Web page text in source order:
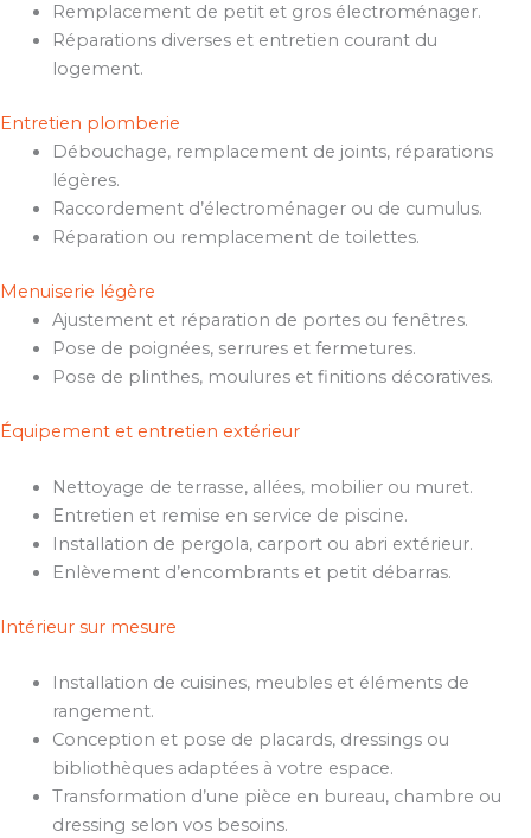
Remplacement de petit et gros électroménager.
Réparations diverses et entretien courant du
logement.
Entretien plomberie
Débouchage, remplacement de joints, réparations
légères.
Raccordement d’électroménager ou de cumulus.
Réparation ou remplacement de toilettes.
Menuiserie légère
Ajustement et réparation de portes ou fenêtres.
Pose de poignées, serrures et fermetures.
Pose de plinthes, moulures et finitions décoratives.
Équipement et entretien extérieur
Nettoyage de terrasse, allées, mobilier ou muret.
Entretien et remise en service de piscine.
Installation de pergola, carport ou abri extérieur.
Enlèvement d’encombrants et petit débarras.
Intérieur sur mesure
Installation de cuisines, meubles et éléments de
rangement.
Conception et pose de placards, dressings ou
bibliothèques adaptées à votre espace.
Transformation d’une pièce en bureau, chambre ou
dressing selon vos besoins.